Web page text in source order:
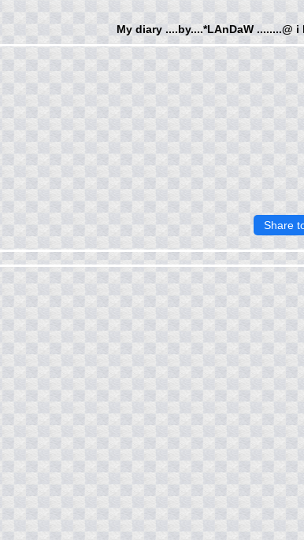
My diary ....by....*LAnDaW ........@ i
Share